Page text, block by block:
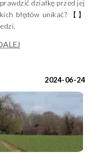
działkę przed jej
błędów unikać? 【】
2024-06-24